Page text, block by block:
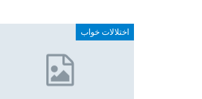
اختلالات خواب